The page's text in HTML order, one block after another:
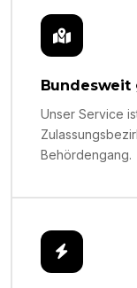
Bundesweit
Unser Service
Behördengang.